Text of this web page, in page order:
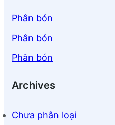
Phân bón
Phân bón
Phân bón
Archives
Chưa phân loại